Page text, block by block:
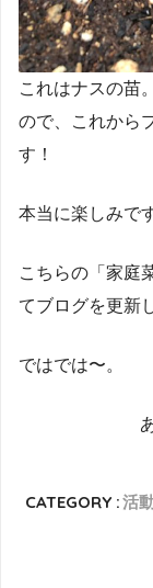
これはナスの苗
ので、これから
す！
本当に楽しみで
こちらの「家庭
てブログを更新
ではでは〜。
CATEGORY :活